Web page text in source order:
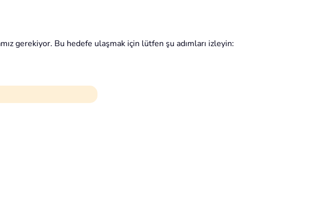
gerekiyor. Bu hedefe ulaşmak için lütfen şu adımları izleyin: